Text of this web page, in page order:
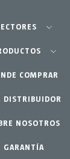
Huerta
profesional
Hogar
Equipos
Accesorios
Repuestos
mantenimiento
COMPRAR
DISTRIBUIDOR
NOSOTROS
GARANTÍA